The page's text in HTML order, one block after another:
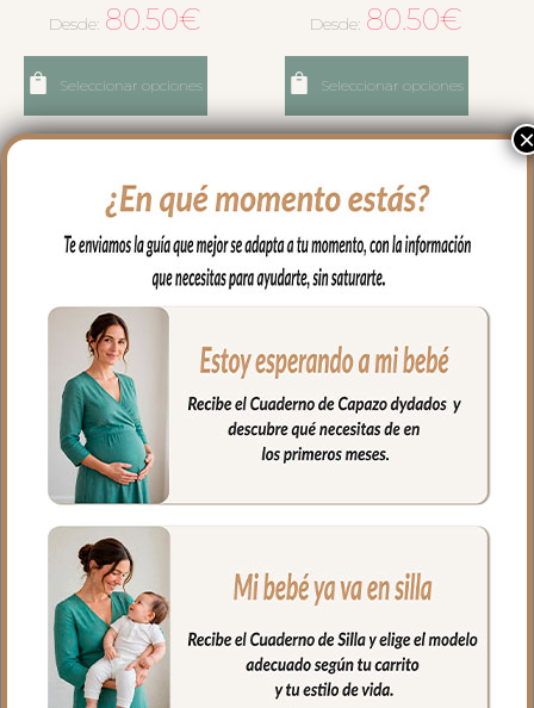
Desde: 80.50€
Seleccionar opciones
Desde: 80.50€
Seleccionar opciones
6456 Sacos Capazo Brisa
Verde
80.50€
Seleccionar opciones
3754 Sacos Capazo Verano
Luan Tostado
79.50€
Seleccionar opciones
×